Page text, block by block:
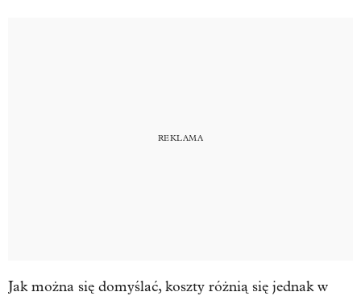
Jak można się domyślać, koszty różnią się jednak w